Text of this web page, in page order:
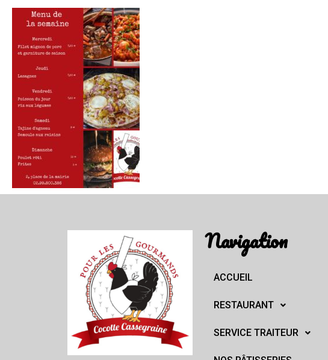
Navigation
ACCUEIL
RESTAURANT
SERVICE TRAITEUR